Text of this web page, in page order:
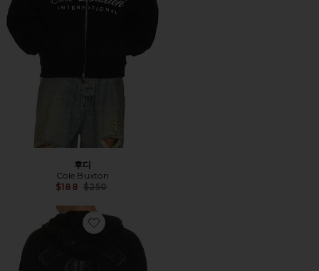
후디
Cole Buxton
$188 Previous price:
$250
Favorite TOMPSON 후디